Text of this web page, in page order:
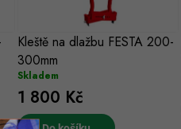
Kleště na dlažbu FESTA 200-
300mm
Skladem
1 800 Kč